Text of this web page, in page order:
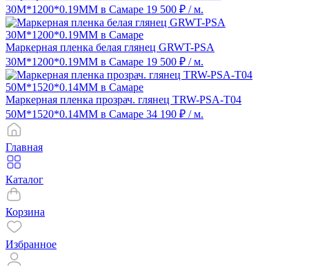
30M*1200*0.19MM в Самаре 19 500 ₽ / м.
Маркерная пленка белая глянец GRWT-PSA
30M*1200*0.19MM в Самаре 19 500 ₽ / м.
Маркерная пленка прозрач. глянец ТRW-PSA-Т04
50M*1520*0.14MM в Самаре 34 190 ₽ / м.
Главная
Каталог
Корзина
Избранное